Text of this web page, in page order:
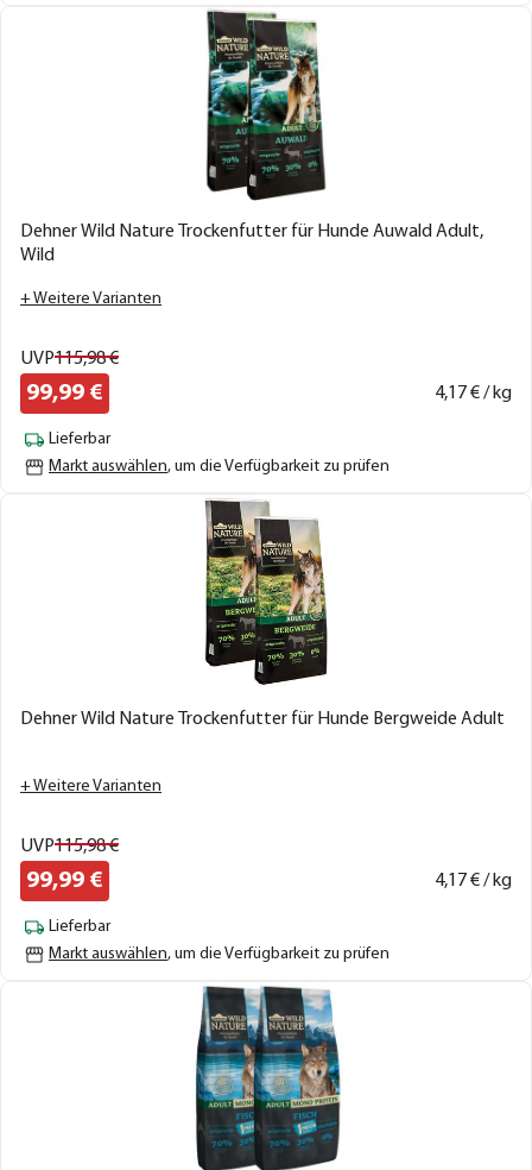
Dehner Wild Nature Trockenfutter für Hunde Auwald Adult,
Wild
+ Weitere Varianten
UVP115,98€
99,99 € 4,17€ / kg
Lieferbar
Markt auswählen, um die Verfügbarkeit zu prüfen
Dehner Wild Nature Trockenfutter für Hunde Bergweide Adult
+ Weitere Varianten
UVP115,98€
99,99 € 4,17€ / kg
Lieferbar
Markt auswählen, um die Verfügbarkeit zu prüfen